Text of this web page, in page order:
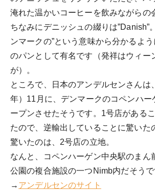
淹れた温かいコーヒーを飲みながらの
ちなみにデニッシュの綴りは”Danish”
ンマークの”という意味から分かるよ
のパンとして有名です（発祥はウィー
が）。
ところで、日本のアンデルセンさんは
年）11月に、デンマークのコペンハー
ープンさせたそうです。1号店がある
たので、逆輸出していることに驚いた
驚いたのは、2号店の立地。
なんと、コペンハーゲン中央駅のまん
公園の複合施設の一つNimb内だそうで
→ アンデルセンのサイト